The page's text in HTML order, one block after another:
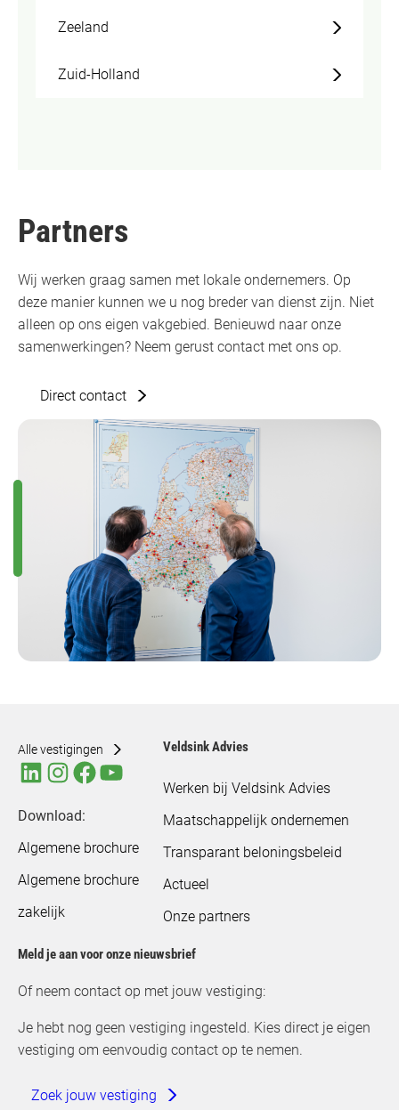
Zeeland
Zuid-Holland
Partners
Wij werken graag samen met lokale ondernemers. Op
deze manier kunnen we u nog breder van dienst zijn. Niet
alleen op ons eigen vakgebied. Benieuwd naar onze
samenwerkingen? Neem gerust contact met ons op.
Direct contact
Alle vestigingen
Download:
Algemene brochure
Algemene brochure
zakelijk
Veldsink Advies
Werken bij Veldsink Advies
Maatschappelijk ondernemen
Transparant beloningsbeleid
Actueel
Onze partners
Meld je aan voor onze nieuwsbrief
Of neem contact op met jouw vestiging:
Je hebt nog geen vestiging ingesteld. Kies direct je eigen
vestiging om eenvoudig contact op te nemen.
Zoek jouw vestiging